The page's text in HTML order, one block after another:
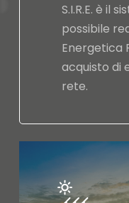
S.I.R.E. è il
possibile
Energetica
acquisto di
rete.